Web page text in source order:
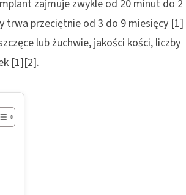
zajmuje zwykle od 20 minut do 2
trwa przeciętnie od 3 do 9 miesięcy [1]
lub żuchwie, jakości kości, liczby
[1][2].